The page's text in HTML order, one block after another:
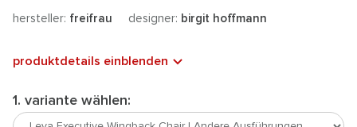
hersteller: freifrau designer: birgit hoffmann
produktdetails einblenden
1. variante wählen: